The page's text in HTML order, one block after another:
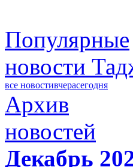
Популярные
новости
все новостивчерасегодня
Архив
новостей
Декабрь